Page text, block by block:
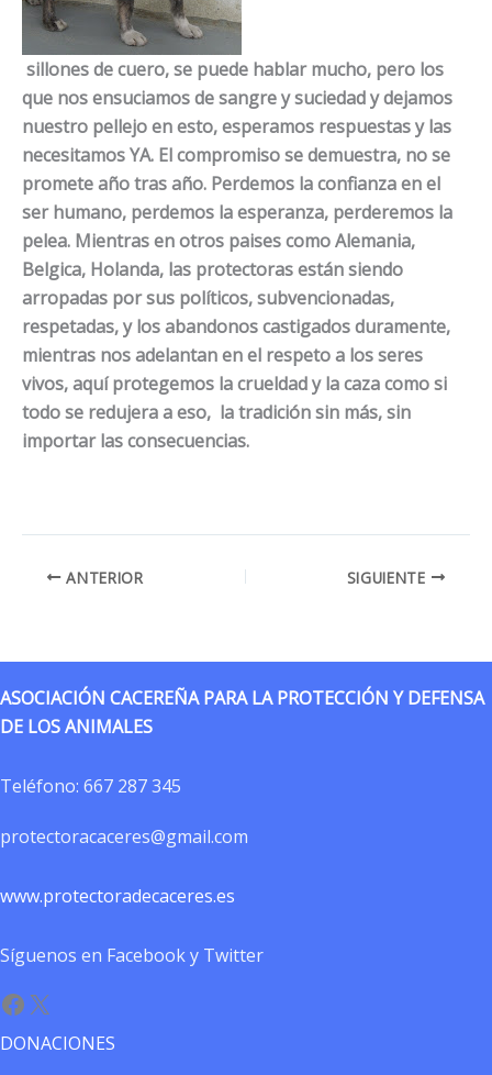
sillones de cuero, se puede hablar mucho, pero los
que nos ensuciamos de sangre y suciedad y dejamos
nuestro pellejo en esto, esperamos respuestas y las
necesitamos YA. El compromiso se demuestra, no se
promete año tras año. Perdemos la confianza en el
ser humano, perdemos la esperanza, perderemos la
pelea. Mientras en otros paises como Alemania,
Belgica, Holanda, las protectoras están siendo
arropadas por sus políticos, subvencionadas,
respetadas, y los abandonos castigados duramente,
mientras nos adelantan en el respeto a los seres
vivos, aquí protegemos la crueldad y la caza como si
todo se redujera a eso, la tradición sin más, sin
importar las consecuencias.
ANTERIOR SIGUIENTE
ASOCIACIÓN CACEREÑA PARA LA PROTECCIÓN Y DEFENSA
DE LOS ANIMALES
Teléfono: 667 287 345
protectoracaceres@gmail.com
www.protectoradecaceres.es
Síguenos en Facebook y Twitter
Facebook
X
DONACIONES